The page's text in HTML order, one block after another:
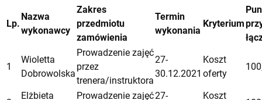
Lp.
Nazwa
wykonawcy
Zakres
przedmiotu
zamówienia
Termin
wykonania
Kryterium
1
Wioletta
Dobrowolska
Prowadzenie zajęć
przez
trenera/instruktora
27-
30.12.2021
Koszt
oferty
Elżbieta
Prowadzenie zajęć27-
Koszt